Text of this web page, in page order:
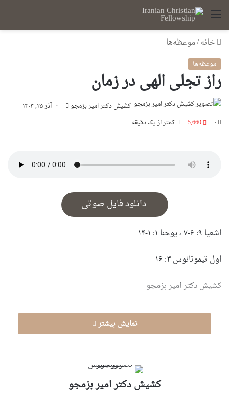
منو
خانه/موعظه‌ها
موعظه‌ها
راز تجلی الهی در زمان
کشیش دکتر امیر بزمجو
ارسالآذر ۲۵, ۱۴۰۳
۰
5,660 کمتر از یک دقیقه
دانلود فایل صوتی
اشعیا ۹: ۶-۷ ، یوحنا ۱: ۱-۱۴
اول تیموتائوس ۳: ۱۶
کشیش دکتر امیر بزمجو
نمایش بیشتر
کشیش دکتر امیر بزمجو